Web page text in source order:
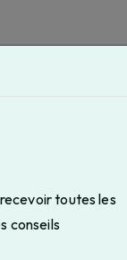
toutes les
conseils